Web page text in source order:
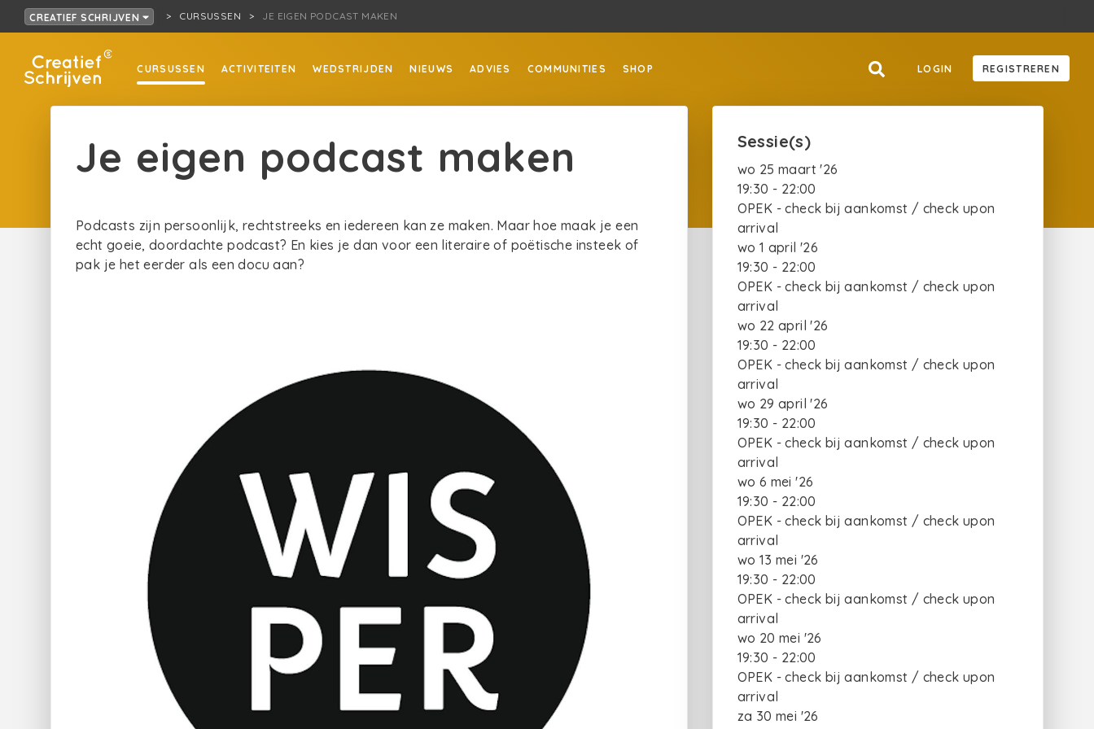
CREATIEF SCHRIJVEN CURSUSSEN JE EIGEN PODCAST MAKEN
CURSUSSEN ACTIVITEITEN WEDSTRIJDEN NIEUWS ADVIES COMMUNITIES SHOP LOGIN REGISTREREN
Je eigen podcast maken
Podcasts zijn persoonlijk, rechtstreeks en iedereen kan ze maken. Maar hoe maak je een
echt goeie, doordachte podcast? En kies je dan voor een literaire of poëtische insteek of
pak je het eerder als een docu aan?
Sessie(s)
wo 25 maart '26
19:30 - 22:00
OPEK - check bij aankomst / check upon
arrival
wo 1 april '26
19:30 - 22:00
OPEK - check bij aankomst / check upon
arrival
wo 22 april '26
19:30 - 22:00
OPEK - check bij aankomst / check upon
arrival
wo 29 april '26
19:30 - 22:00
OPEK - check bij aankomst / check upon
arrival
wo 6 mei '26
19:30 - 22:00
OPEK - check bij aankomst / check upon
arrival
wo 13 mei '26
19:30 - 22:00
OPEK - check bij aankomst / check upon
arrival
wo 20 mei '26
19:30 - 22:00
OPEK - check bij aankomst / check upon
arrival
za 30 mei '26